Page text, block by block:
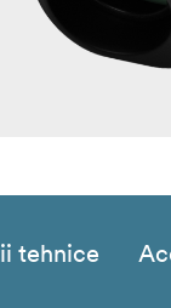
tehnice